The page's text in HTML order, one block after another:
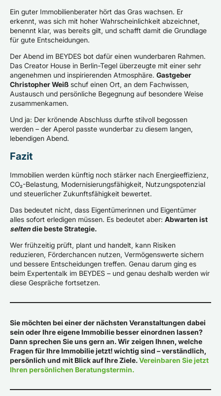
Ein guter Immobilienberater hört das Gras wachsen. Er
erkennt, was sich mit hoher Wahrscheinlichkeit abzeichnet,
benennt klar, was bereits gilt, und schafft damit die Grundlage
für gute Entscheidungen.
Der Abend im BEYDES bot dafür einen wunderbaren Rahmen.
Das Creator House in Berlin-Tegel überzeugte mit einer sehr
angenehmen und inspirierenden Atmosphäre. Gastgeber
Christopher Weiß schuf einen Ort, an dem Fachwissen,
Austausch und persönliche Begegnung auf besondere Weise
zusammenkamen.
Und ja: Der krönende Abschluss durfte stilvoll begossen
werden – der Aperol passte wunderbar zu diesem langen,
lebendigen Abend.
Fazit
Immobilien werden künftig noch stärker nach Energieeffizienz,
CO₂-Belastung, Modernisierungsfähigkeit, Nutzungspotenzial
und steuerlicher Zukunftsfähigkeit bewertet.
Das bedeutet nicht, dass Eigentümerinnen und Eigentümer
alles sofort erledigen müssen. Es bedeutet aber: Abwarten ist
seltendie beste Strategie.
Wer frühzeitig prüft, plant und handelt, kann Risiken
reduzieren, Förderchancen nutzen, Vermögenswerte sichern
und bessere Entscheidungen treffen. Genau darum ging es
beim Expertentalk im BEYDES – und genau deshalb werden wir
diese Gespräche fortsetzen.
Sie möchten bei einer der nächsten Veranstaltungen dabei
sein oder Ihre eigene Immobilie besser einordnen lassen?
Dann sprechen Sie uns gern an. Wir zeigen Ihnen, welche
Fragen für Ihre Immobilie jetzt! wichtig sind – verständlich,
persönlich und mit Blick auf Ihre Ziele.Vereinbaren Sie jetzt
Ihren persönlichen Beratungstermin.